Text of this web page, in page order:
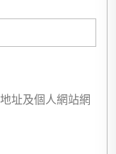
址及個人網站網